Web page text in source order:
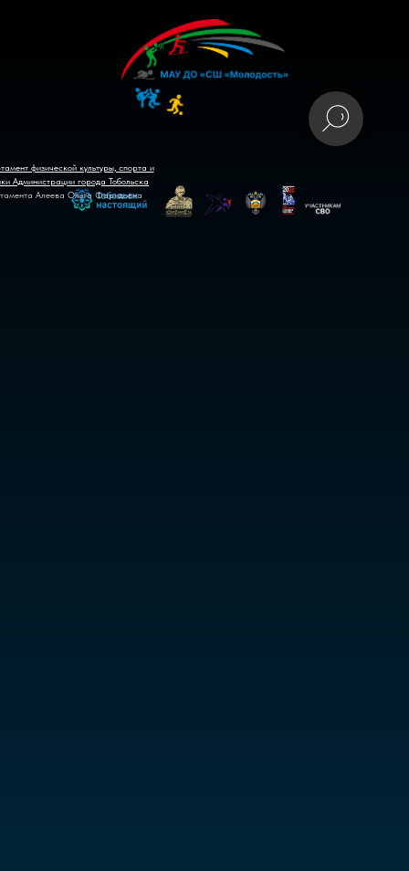
физической культуры, спорта и
Администрации города Тобольска
Алеева Ольга Фаридовна